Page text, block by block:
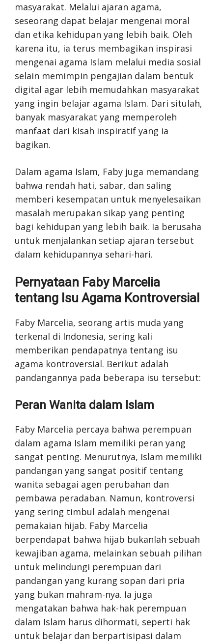
masyarakat. Melalui ajaran agama,
seseorang dapat belajar mengenai moral
dan etika kehidupan yang lebih baik. Oleh
karena itu, ia terus membagikan inspirasi
mengenai agama Islam melalui media sosial
selain memimpin pengajian dalam bentuk
digital agar lebih memudahkan masyarakat
yang ingin belajar agama Islam. Dari situlah,
banyak masyarakat yang memperoleh
manfaat dari kisah inspiratif yang ia
bagikan.
Dalam agama Islam, Faby juga memandang
bahwa rendah hati, sabar, dan saling
memberi kesempatan untuk menyelesaikan
masalah merupakan sikap yang penting
bagi kehidupan yang lebih baik. Ia berusaha
untuk menjalankan setiap ajaran tersebut
dalam kehidupannya sehari-hari.
Pernyataan Faby Marcelia
tentang Isu Agama Kontroversial
Faby Marcelia, seorang artis muda yang
terkenal di Indonesia, sering kali
memberikan pendapatnya tentang isu
agama kontroversial. Berikut adalah
pandangannya pada beberapa isu tersebut:
Peran Wanita dalam Islam
Faby Marcelia percaya bahwa perempuan
dalam agama Islam memiliki peran yang
sangat penting. Menurutnya, Islam memiliki
pandangan yang sangat positif tentang
wanita sebagai agen perubahan dan
pembawa peradaban. Namun, kontroversi
yang sering timbul adalah mengenai
pemakaian hijab. Faby Marcelia
berpendapat bahwa hijab bukanlah sebuah
kewajiban agama, melainkan sebuah pilihan
untuk melindungi perempuan dari
pandangan yang kurang sopan dari pria
yang bukan mahram-nya. Ia juga
mengatakan bahwa hak-hak perempuan
dalam Islam harus dihormati, seperti hak
untuk belajar dan berpartisipasi dalam